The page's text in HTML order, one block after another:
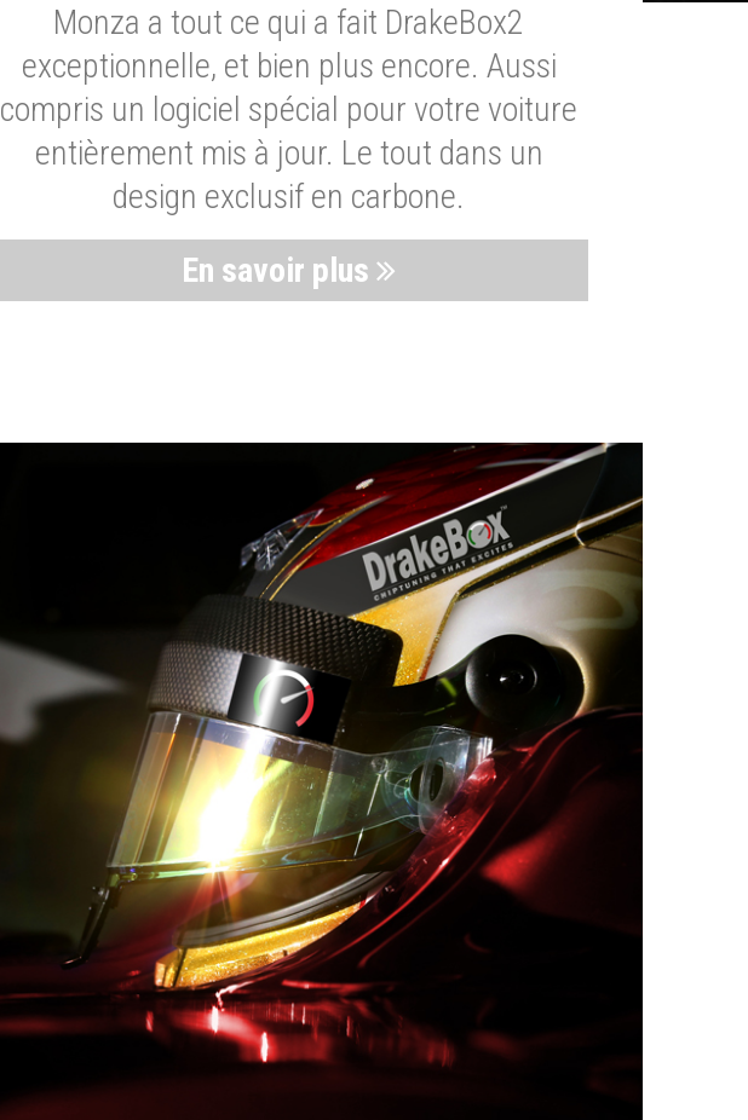
Monza a tout ce qui a fait DrakeBox2
exceptionnelle, et bien plus encore. Aussi
compris un logiciel spécial pour votre voiture
entièrement mis à jour. Le tout dans un
design exclusif en carbone.
En savoir plus